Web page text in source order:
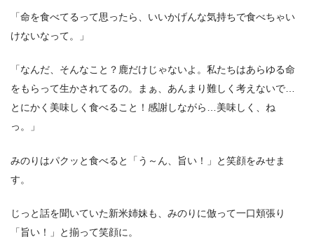
「命を食べてるって思ったら、いいかげんな気持ちで食べちゃい
けないなって。」
「なんだ、そんなこと？鹿だけじゃないよ。私たちはあらゆる命
をもらって生かされてるの。まぁ、あんまり難しく考えないで…
とにかく美味しく食べること！感謝しながら…美味しく、ね
っ。」
みのりはパクッと食べると「う～ん、旨い！」と笑顔をみせま
す。
じっと話を聞いていた新米姉妹も、みのりに倣って一口頬張り
「旨い！」と揃って笑顔に。